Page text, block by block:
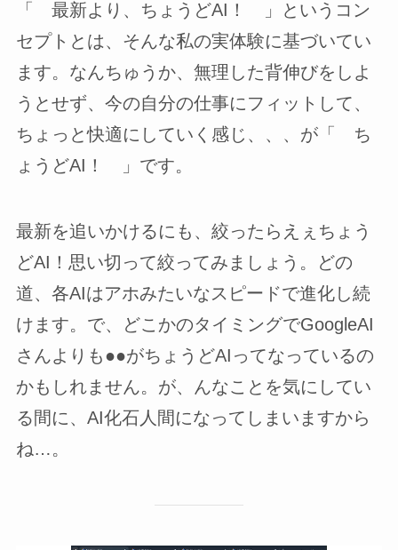
「 最新より、ちょうどAI！ 」というコン
セプトとは、そんな私の実体験に基づいてい
ます。なんちゅうか、無理した背伸びをしよ
うとせず、今の自分の仕事にフィットして、
ちょっと快適にしていく感じ、、、が「 ち
ょうどAI！ 」です。
最新を追いかけるにも、絞ったらえぇちょう
どAI！思い切って絞ってみましょう。どの
道、各AIはアホみたいなスピードで進化し続
けます。で、どこかのタイミングでGoogleAI
さんよりも●●がちょうどAIってなっているの
かもしれません。が、んなことを気にしてい
る間に、AI化石人間になってしまいますから
ね…。